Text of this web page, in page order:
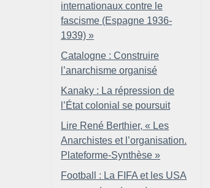
internationaux contre le
fascisme (Espagne 1936-
1939) »
Catalogne : Construire
l’anarchisme organisé
Kanaky : La répression de
l’État colonial se poursuit
Lire René Berthier, « Les
Anarchistes et l’organisation.
Plateforme-Synthèse »
Football : La FIFA et les USA